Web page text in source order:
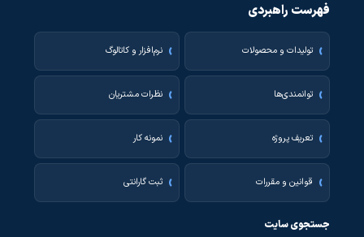
فهرست راهبردی
تولیدات و محصولات نرم‌افزار و کاتالوگ
توانمندی‌ها نظرات مشتریان
تعریف پروژه نمونه کار
قوانین و مقررات ثبت گارانتی
جستجوی سایت